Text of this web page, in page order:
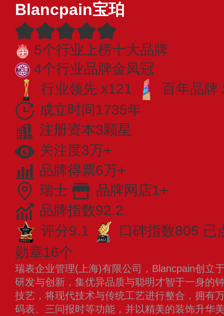
Blancpain宝珀
5个行业上榜十大品牌
4个行业品牌金凤冠
行业领先 x121
百年品牌
成立时间1735年
注册资本3颗星
关注度3万+
品牌得票6万+
瑞士
品牌网店1+
品牌指数92.2
评分9.1
口碑指数805 已
勋章16个
瑞表企业管理(上海)有限公司，Blancpain创立
研发与创新，集优异品质与聪明才智于一身的
技艺，将现代技术与传统工艺进行整合，拥有
码表、三问报时等功能，并以精美的装饰升华